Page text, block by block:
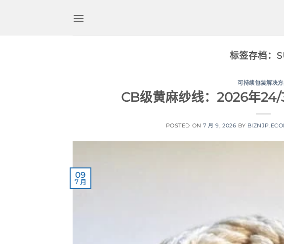
标签存档：
可持续包装解决
CB级黄麻纱线：2026年
POSTED ON7 月 9, 2026 BY
09
7 月